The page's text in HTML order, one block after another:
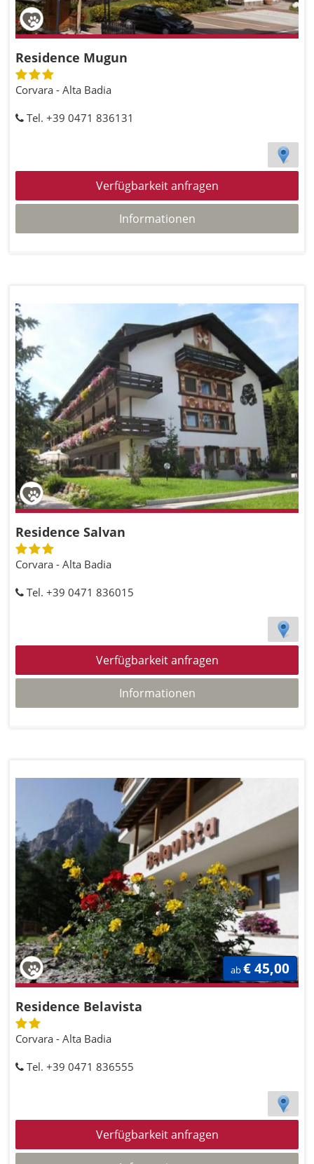
Residence Mugun
Corvara - Alta Badia
Tel. +39 0471 836131
Verfügbarkeit anfragen
Informationen
Residence Salvan
Corvara - Alta Badia
Tel. +39 0471 836015
Verfügbarkeit anfragen
Informationen
Residence Belavista
Corvara - Alta Badia
Tel. +39 0471 836555
Verfügbarkeit anfragen
ab€ 45,00